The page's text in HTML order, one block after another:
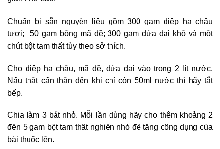
Chuẩn bị sẵn nguyên liệu gồm 300 gam diệp hạ châu
tươi; 50 gam bông mã đề; 300 gam dứa dại khô và một
chút bột tam thất tùy theo sở thích.
Cho diệp hạ châu, mã đề, dứa dại vào trong 2 lít nước.
Nấu thật cẩn thận đến khi chỉ còn 50ml nước thì hãy tắt
bếp.
Chia làm 3 bát nhỏ. Mỗi lần dùng hãy cho thêm khoảng 2
đến 5 gam bột tam thất nghiền nhỏ để tăng công dụng của
bài thuốc lên.